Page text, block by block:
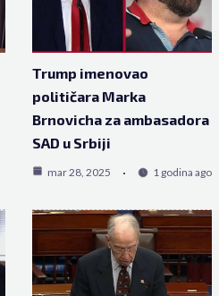
Trump imenovao
političara Marka
Brnovicha za ambasadora
SAD u Srbiji
mar 28, 2025 1 godina ago